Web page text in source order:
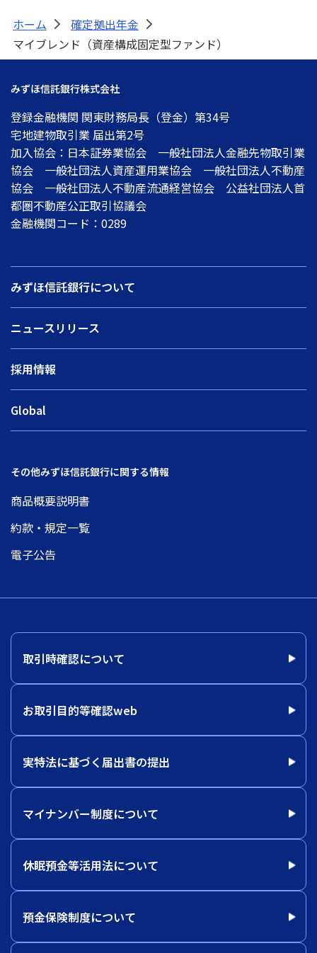
ホーム > 確定拠出年金
>
マイブレンド（資産構成固定型ファンド）
みずほ信託銀行株式会社
登録金融機関 関東財務局長（登金）第34号
宅地建物取引業 届出第2号
加入協会：日本証券業協会 一般社団法人金融先物取引業
協会 一般社団法人資産運用業協会 一般社団法人不動産
協会 一般社団法人不動産流通経営協会 公益社団法人首
都圏不動産公正取引協議会
金融機関コード：0289
みずほ信託銀行について
ニュースリリース
採用情報
Global
その他みずほ信託銀行に関する情報
商品概要説明書
約款・規定一覧
電子公告
取引時確認について
お取引目的等確認web
実特法に基づく届出書の提出
マイナンバー制度について
休眠預金等活用法について
預金保険制度について